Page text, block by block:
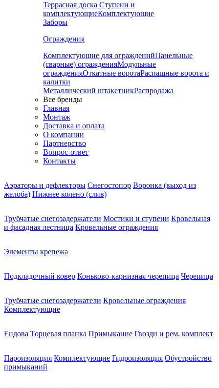
Террасная доска Ступени и
комплектующиеКомплектующие
Заборы
Ограждения
Комплектующие для огражденийПанельные
(сварные) огражденияМодульные
огражденияОткатные воротаРаспашные ворота и
калитки
Металлический штакетникРаспродажа
Все бренды
Главная
Монтаж
Доставка и оплата
О компании
Партнерство
Вопрос-ответ
Контакты
Аэраторы и дефлекторы Снегостопор Воронка (выход из
желоба) Нижнее колено (слив)
Трубчатые снегозадержатели Мостики и ступени Кровельная
и фасадная лестница Кровельные ограждения
Элементы крепежа
Подкладочный ковер Коньково-карнизная черепица Черепица
Трубчатые снегозадержатели Кровельные ограждения
Комплектующие
Ендова Торцевая планка Примыкание Гвозди и рем. комплект
Пароизоляция Комплектующие Гидроизоляция Обустройство
примыканий